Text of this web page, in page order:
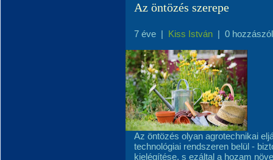
Az öntözés szerepe
7 éve | Kiss István | 0
Az öntözés olyan agrotechnikai
technológiai rendszeren belül -
kielégítése, s ezáltal a hozam